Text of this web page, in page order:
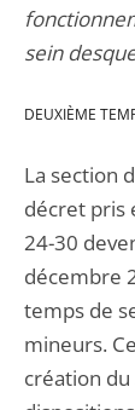
sein
DEUXIÈME
La section
décret pris
24-30
décembre
temps de
mineurs.
création